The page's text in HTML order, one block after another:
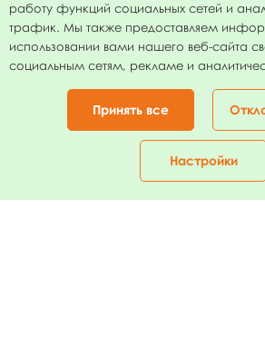
Корзина
работу функций социальных сетей и
трафик. Мы также предоставляем
использовании вами нашего веб-сайта
социальным сетям, рекламе и
Принять все
Настройки